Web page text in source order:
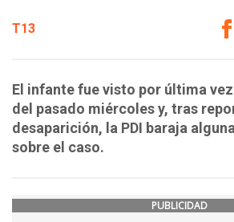
T13
El infante fue visto por última
del pasado miércoles y, tras
desaparición, la PDI baraja
sobre el caso.
PUBLICIDAD